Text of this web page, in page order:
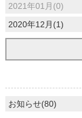
2021年01月(0)
2020年12月(1)
お知らせ(80)